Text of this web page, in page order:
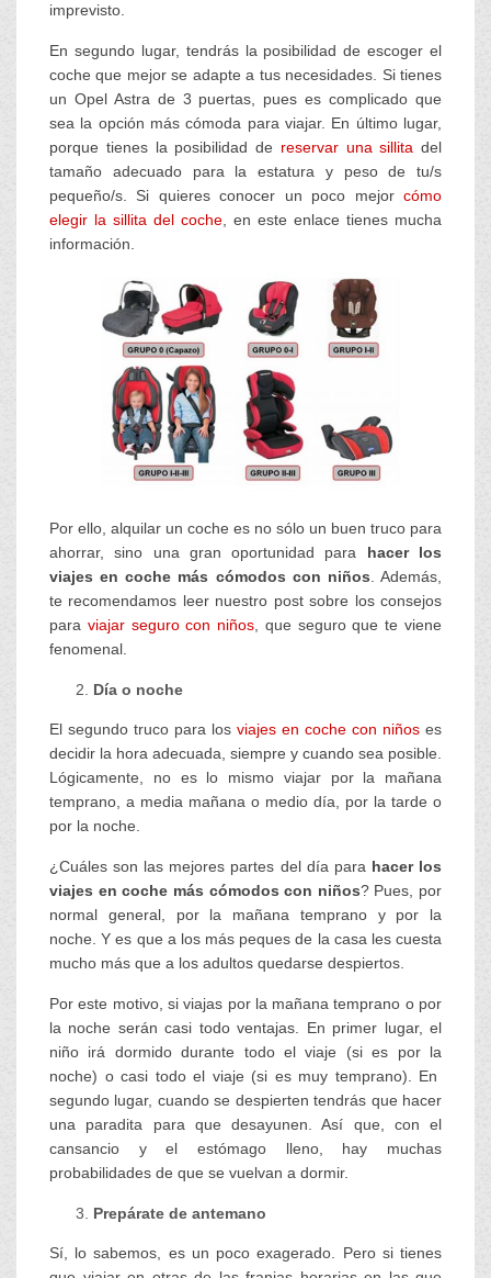
imprevisto.
En segundo lugar, tendrás la posibilidad de escoger el
coche que mejor se adapte a tus necesidades. Si tienes
un Opel Astra de 3 puertas, pues es complicado que
sea la opción más cómoda para viajar. En último lugar,
porque tienes la posibilidad de reservar una sillita del
tamaño adecuado para la estatura y peso de tu/s
pequeño/s. Si quieres conocer un poco mejor cómo
elegir la sillita del coche, en este enlace tienes mucha
información.
Por ello, alquilar un coche es no sólo un buen truco para
ahorrar, sino una gran oportunidad para hacer los
viajes en coche más cómodos con niños . Además,
te recomendamos leer nuestro post sobre los consejos
para viajar seguro con niños , que seguro que te viene
fenomenal.
Día o noche
El segundo truco para los viajes en coche con niños es
decidir la hora adecuada, siempre y cuando sea posible.
Lógicamente, no es lo mismo viajar por la mañana
temprano, a media mañana o medio día, por la tarde o
por la noche.
¿Cuáles son las mejores partes del día para hacer los
viajes en coche más cómodos con niños? Pues, por
normal general, por la mañana temprano y por la
noche. Y es que a los más peques de la casa les cuesta
mucho más que a los adultos quedarse despiertos.
Por este motivo, si viajas por la mañana temprano o por
la noche serán casi todo ventajas. En primer lugar, el
niño irá dormido durante todo el viaje (si es por la
noche) o casi todo el viaje (si es muy temprano). En
segundo lugar, cuando se despierten tendrás que hacer
una paradita para que desayunen. Así que, con el
cansancio y el estómago lleno, hay muchas
probabilidades de que se vuelvan a dormir.
Prepárate de antemano
Sí, lo sabemos, es un poco exagerado. Pero si tienes